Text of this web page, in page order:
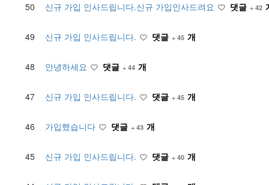
50 신규 가입 인사드립니다.신규 가입인사드려요 댓글 + 42
49 신규 가입 인사드립니다. 댓글 + 45 개
48 안녕하세요 댓글 + 44 개
47 신규 가입 인사드립니다. 댓글 + 45 개
46 가입했습니다 댓글 + 43 개
45 신규 가입 인사드립니다. 댓글 + 40 개